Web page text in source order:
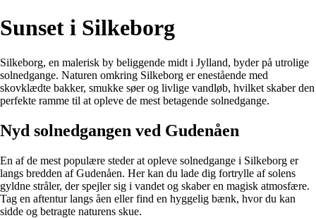
Sunset i Silkeborg
Silkeborg, en malerisk by beliggende midt i Jylland, byder på utrolige
solnedgange. Naturen omkring Silkeborg er enestående med
skovklædte bakker, smukke søer og livlige vandløb, hvilket skaber den
perfekte ramme til at opleve de mest betagende solnedgange.
Nyd solnedgangen ved Gudenåen
En af de mest populære steder at opleve solnedgange i Silkeborg er
langs bredden af Gudenåen. Her kan du lade dig fortrylle af solens
gyldne stråler, der spejler sig i vandet og skaber en magisk atmosfære.
Tag en aftentur langs åen eller find en hyggelig bænk, hvor du kan
sidde og betragte naturens skue.